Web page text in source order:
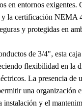
en entornos exigentes.
y la certificación NEMA
y protegidas en
de 3/4", esta
flexibilidad en la
La presencia de
una organización
instalación y el